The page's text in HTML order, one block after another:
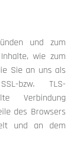
und zum
wie zum
Sie an uns als
bzw. TLS-
Verbindung
des Browsers
und an dem